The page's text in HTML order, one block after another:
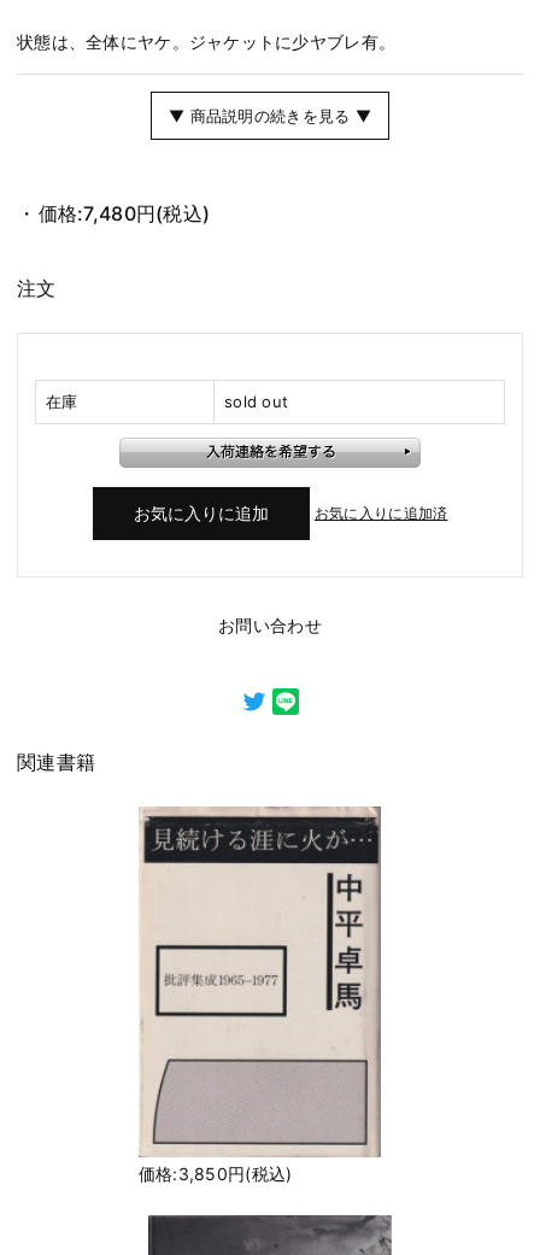
状態は、全体にヤケ。ジャケットに少ヤブレ有。
▼ 商品説明の続きを見る ▼
価格:7,480円(税込)
注文
在庫 sold out
お気に入りに追加済
お問い合わせ
関連書籍
価格:3,850円(税込)